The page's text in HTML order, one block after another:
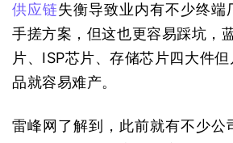
供应链失衡导致业内有不少终端
手搓方案，但这也更容易踩坑，
片、ISP芯片、存储芯片四大件
品就容易难产。
雷峰网了解到，此前就有不少公